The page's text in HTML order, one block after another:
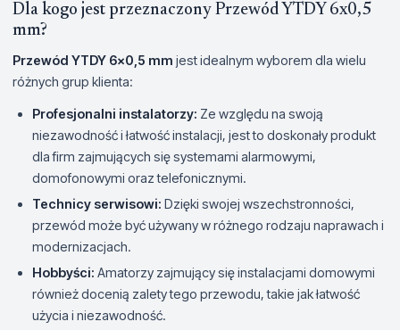
Dla kogo jest przeznaczony Przewód YTDY 6x0,5
mm?
Przewód YTDY 6x0,5 mm jest idealnym wyborem dla wielu
różnych grup klienta:
Profesjonalni instalatorzy: Ze względu na swoją
niezawodność i łatwość instalacji, jest to doskonały produkt
dla firm zajmujących się systemami alarmowymi,
domofonowymi oraz telefonicznymi.
Technicy serwisowi: Dzięki swojej wszechstronności,
przewód może być używany w różnego rodzaju naprawach i
modernizacjach.
Hobbyści: Amatorzy zajmujący się instalacjami domowymi
również docenią zalety tego przewodu, takie jak łatwość
użycia i niezawodność.